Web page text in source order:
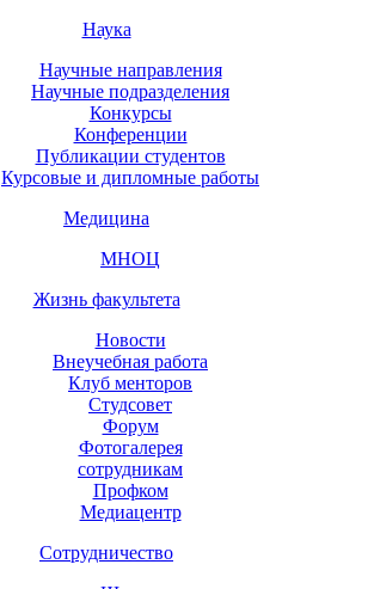
Наука
Научные направления
Научные подразделения
Конкурсы
Конференции
Публикации студентов
Курсовые и дипломные работы
Медицина
МНОЦ
Жизнь факультета
Новости
Внеучебная работа
Клуб менторов
Студсовет
Форум
Фотогалерея
сотрудникам
Профком
Медиацентр
Сотрудничество